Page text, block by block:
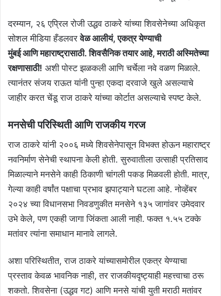
दरम्यान, २६ एप्रिल रोजी उद्धव ठाकरे यांच्या शिवसेनेच्या अधिकृत
सोशल मीडिया हँडलवरवेळ आलीयं, एकत्र येण्याची
मुंबई आणि महाराष्ट्रासाठी. शिवसैनिक तयार आहे, मराठी अस्मितेच्या
रक्षणासाठी! अशी पोस्ट झळकली आणि चर्चेला नवे वळण मिळाले.
त्यानंतर संजय राऊत यांनी पुन्हा एकदा दरवाजे खुले असल्याचे
जाहीर करत चेंडू राज ठाकरे यांच्या कोर्टात असल्याचे स्पष्ट केले.
मनसेची परिस्थिती आणि राजकीय गरज
राज ठाकरे यांनी २००६ मध्ये शिवसेनेपासून विभक्त होऊन महाराष्ट्र
नवनिर्माण सेनेची स्थापना केली होती. सुरुवातीला उत्साही प्रतिसाद
मिळाल्याने मनसेने काही ठिकाणी चांगली पकड मिळवली होती. मात्र,
गेल्या काही वर्षांत पक्षाचा प्रभाव झपाट्याने घटला आहे. नोव्हेंबर
२०२४ च्या विधानसभा निवडणुकीत मनसेने १३५ जागांवर उमेदवार
उभे केले, पण एकही जागा जिंकता आली नाही. फक्त १.५५ टक्के
मतांवर त्यांना समाधान मानावे लागले.
अशा परिस्थितीत, राज ठाकरे यांच्यासमोरील एकत्र येण्याचा
प्रस्ताव केवळ भावनिक नाही, तर राजकीयदृष्ट्याही महत्त्वाचा ठरू
शकतो. शिवसेना (उद्धव गट) आणि मनसे यांची युती मराठी मतांवर